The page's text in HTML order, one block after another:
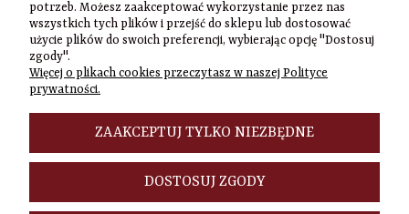
kontakt
Zamówienia
al. Jana Pawła
00-148
potrzeb. Możesz zaakceptować wykorzystanie przez nas
wszystkich tych plików i przejść do sklepu lub dostosować
użycie plików do swoich preferencji, wybierając opcję "Dostosuj
zgody".
Więcej o plikach cookies przeczytasz w naszej Polityce
prywatności.
ZAAKCEPTUJ TYLKO NIEZBĘDNE
DOSTOSUJ ZGODY